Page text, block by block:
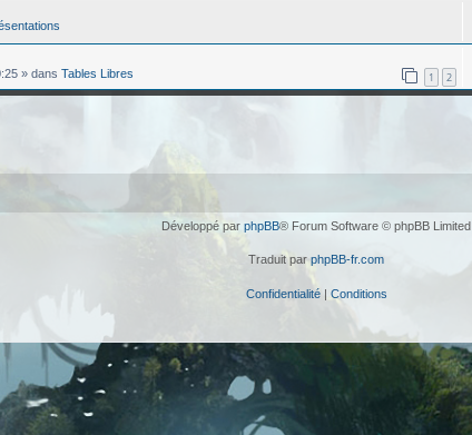
» dans Tables Libres 1 2
Développé par phpBB® Forum Software © phpBB Limited
Traduit par phpBB-fr.com
Confidentialité| Conditions